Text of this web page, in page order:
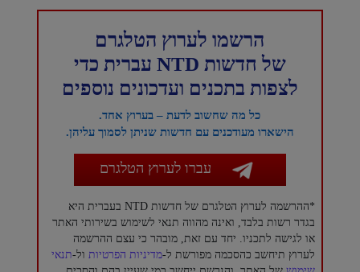
הרשמו לערוץ הטלגרם
של חדשות NTD עברית כדי
לצפות בתכנים ועדכונים נוספים
כל מה שחשוב לדעת – בערוץ אחד.
הישארו מעודכנים עם חדשות שניתן לסמוך עליהן.
עברו לערוץ הטלגרם
*ההרשמה לערוץ הטלגרם של חדשות NTD בעברית היא
בגדר רשות בלבד, ואינה מהווה תנאי לשימוש בשירותי האתר
או לגישה לתכניו. יחד עם זאת, מובהר כי עצם ההרשמה
לערוץ תיחשב כהסכמה מפורשת ל-מדיניות הפרטיות ול-תנאי